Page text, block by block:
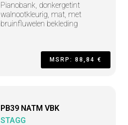
Pianobank, donkergetint
walnootkleurig, mat, met
bruinfluwelen bekleding
MSRP: 88,84 €
PB39 NATM VBK
STAGG